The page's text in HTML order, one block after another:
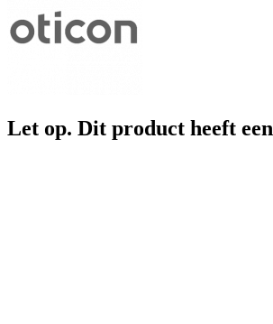
Let op. Dit product heeft